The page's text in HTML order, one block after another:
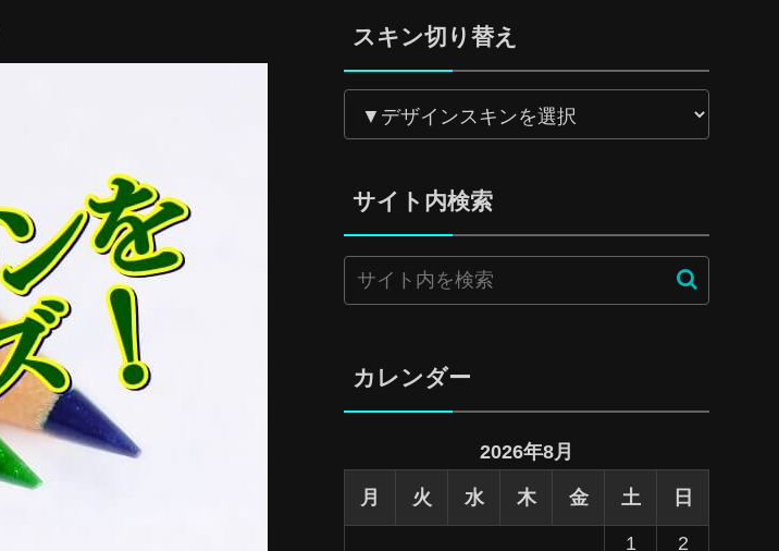
スキン切り替え
サイト内検索
カレンダー
2026年8月
月 火 水 木 金 土 日
1
2